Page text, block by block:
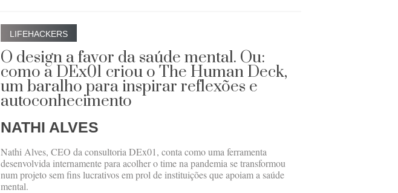
LIFEHACKERS
O design a favor da saúde mental. Ou:
como a DEx01 criou o The Human Deck,
um baralho para inspirar reflexões e
autoconhecimento
NATHI ALVES
Nathi Alves, CEO da consultoria DEx01, conta como uma ferramenta
desenvolvida internamente para acolher o time na pandemia se transformou
num projeto sem fins lucrativos em prol de instituições que apoiam a saúde
mental.